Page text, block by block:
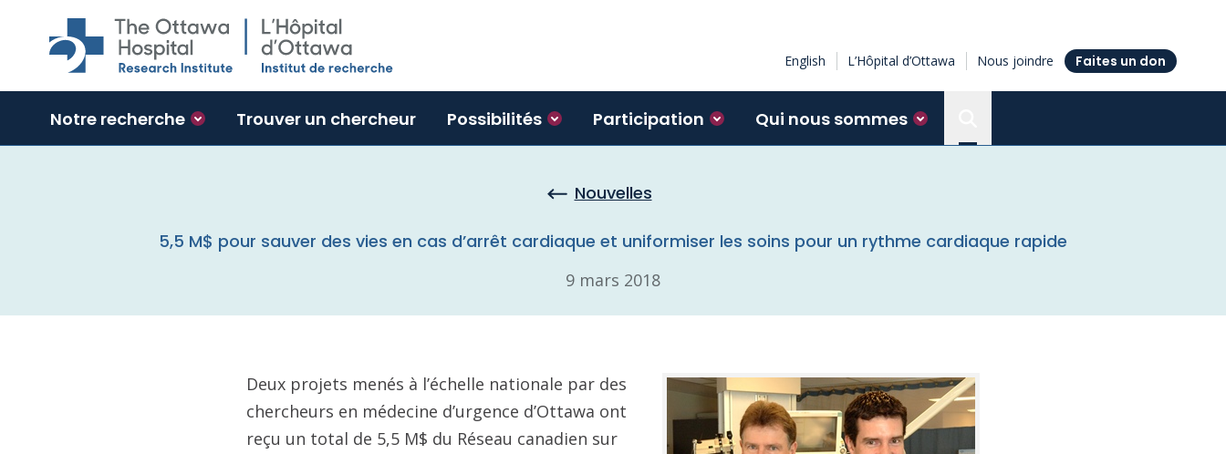
Skip to main content
English L’Hôpital d’Ottawa Nous joindre Faites un don
Notre recherche Trouver un chercheur Possibilités Participation Qui nous sommes
Nouvelles
5,5 M$ pour sauver des vies en cas d’arrêt cardiaque et uniformiser les soins pour un rythme cardiaque rapide
9 mars 2018
Deux projets menés à l’échelle nationale par des
chercheurs en médecine d’urgence d’Ottawa ont
reçu un total de 5,5 M$ du Réseau canadien sur